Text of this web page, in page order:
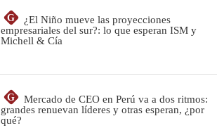
G
¿El Niño mueve las proyecciones
empresariales del sur?: lo que esperan ISM y
Michell & Cía
G
Mercado de CEO en Perú va a dos ritmos:
grandes renuevan líderes y otras esperan, ¿por
qué?